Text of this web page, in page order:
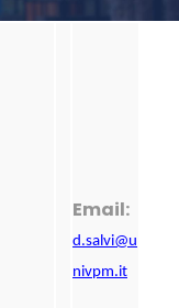
Email:
d.salvi@u
nivpm.it